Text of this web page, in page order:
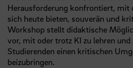
Herausforderung konfrontiert, mit
sich heute bieten, souverän und
Workshop stellt didaktische
vor, mit oder trotz KI zu lehren und
Studierenden einen kritischen
beizubringen.